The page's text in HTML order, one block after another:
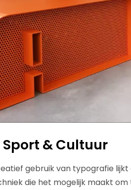
& Cultuur
gebruik van typografie
die het mogelijk maakt